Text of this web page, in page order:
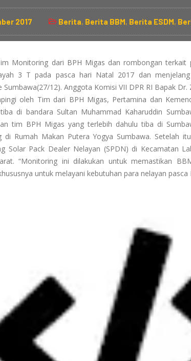
2017 Berita, Berita BBM, Berita ESDM,
Monitoring dari BPH Migas dan rombongan terkait
3 T pada pasca hari Natal 2017 dan
Sumbawa(27/12). Anggota Komisi VII DPR RI Bapak
oleh Tim dari BPH Migas, Pertamina dan
di bandara Sultan Muhammad Kaharuddin
tim BPH Migas yang terlebih dahulu tiba di
di Rumah Makan Putera Yogya Sumbawa. Setelah
Solar Pack Dealer Nelayan (SPDN) di Kecamatan
“Monitoring ini dilakukan untuk memastikan
untuk melayani kebutuhan para nelayan